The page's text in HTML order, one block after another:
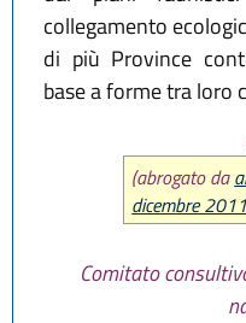
collegamento
di più Province
base a forme tra loro
(abrogato da
dicembre
Comitato